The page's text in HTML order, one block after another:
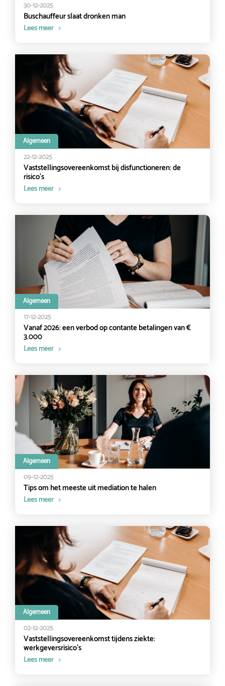
30-12-2025
Buschauffeur slaat dronken man
Lees meer
Algemeen
22-12-2025
Vaststellingsovereenkomst bij disfunctioneren: de
risico’s
Lees meer
Algemeen
17-12-2025
Vanaf 2026: een verbod op contante betalingen van €
3.000
Lees meer
Algemeen
09-12-2025
Tips om het meeste uit mediation te halen
Lees meer
Algemeen
02-12-2025
Vaststellingsovereenkomst tijdens ziekte:
werkgeversrisico’s
Lees meer